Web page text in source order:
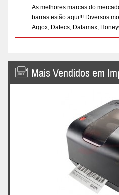
As melhores marcas do
barras estão aqui!!! Diversos
Argox, Datecs, Datamax,
Mais Vendidos em